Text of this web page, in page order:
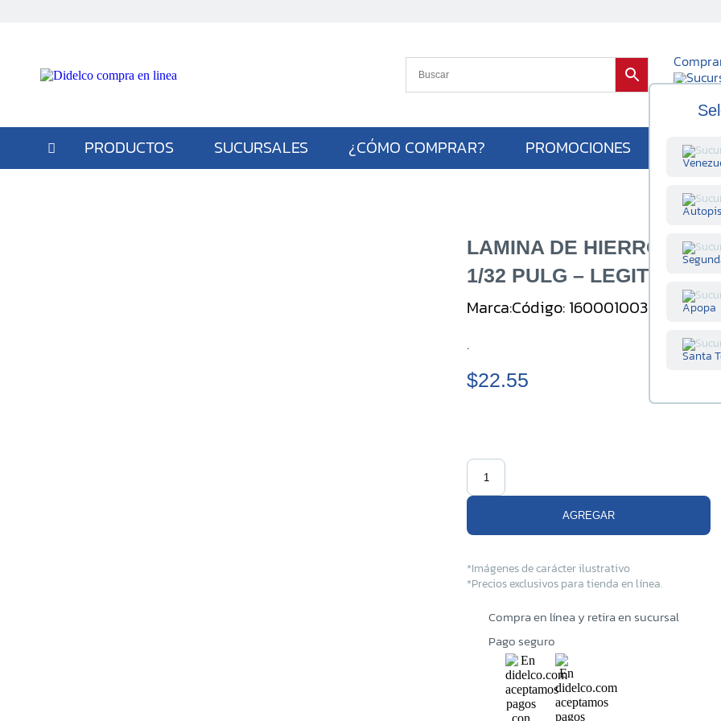
Apopa
Santa
Merliot
PRODUCTOS SUCURSALES ¿CÓMO COMPRAR? PROMOCIONES
LAMINA DE HIERRO
1/32 PULG – LEGITIMA
Marca:Código: 160001003 Unidad:
.
$22.55
AGREGAR
*Imágenes de carácter ilustrativo
*Precios exclusivos para tienda en línea.
Compra en línea y retira en sucursal
Pago seguro